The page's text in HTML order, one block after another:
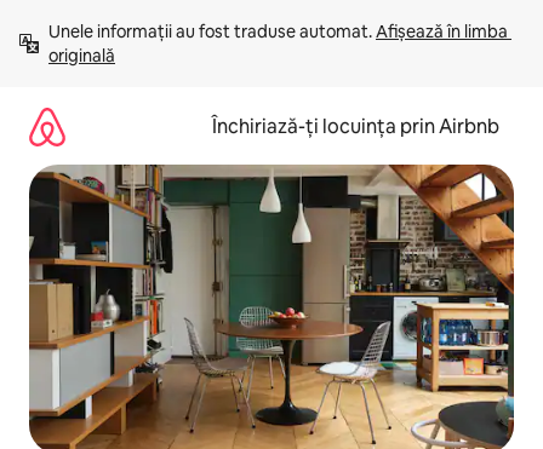
mergi
conținut
Unele informații au fost traduse automat. Afișează în limba
originală
Închiriază-ți locuința prin Airbnb